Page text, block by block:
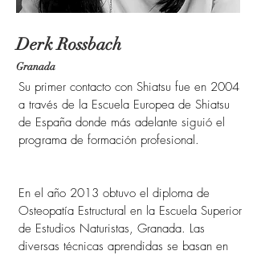
Derk Rossbach
Granada
Su primer contacto con Shiatsu fue en 2004
a través de la Escuela Europea de Shiatsu
de España donde más adelante siguió el
programa de formación profesional.
En el año 2013 obtuvo el diploma de
Osteopatía Estructural en la Escuela Superior
de Estudios Naturistas, Granada. Las
diversas técnicas aprendidas se basan en